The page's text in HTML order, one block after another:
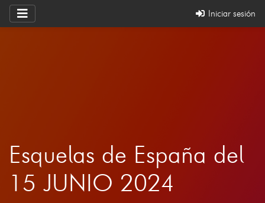
Iniciar sesión
Esquelas de España del
15 JUNIO 2024